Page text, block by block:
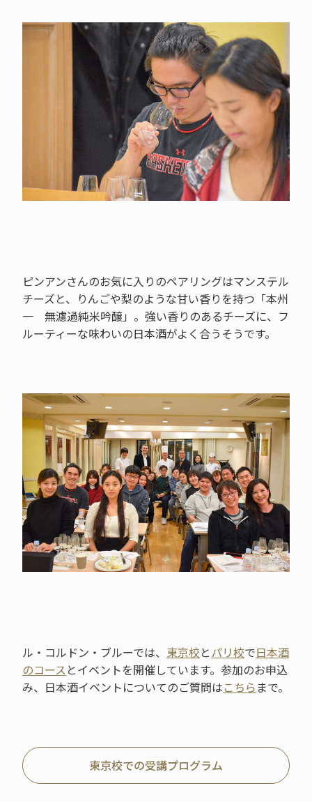
ピンアンさんのお気に入りのペアリングはマンステル
チーズと、りんごや梨のような甘い香りを持つ「本州
一 無濾過純米吟醸」。強い香りのあるチーズに、フ
ルーティーな味わいの日本酒がよく合うそうです。
ル・コルドン・ブルーでは、 東京校とパリ校で日本酒
のコースとイベントを開催しています。参加のお申込
み、日本酒イベントについてのご質問はこちら まで。
東京校での受講プログラム